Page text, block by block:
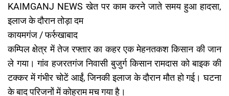
KAIMGANJ NEWS खेत पर काम करने जाते समय हुआ हादसा,
इलाज के दौरान तोड़ा दम
कायमगंज / फर्रुखाबाद
कम्पिल क्षेत्र में तेज रफ्तार का कहर एक मेहनतकश किसान की जान
ले गया। गांव हजरतगंज निवासी बुजुर्ग किसान रामदास को बाइक की
टक्कर में गंभीर चोटें आईं, जिनकी इलाज के दौरान मौत हो गई। घटना
के बाद परिजनों में कोहराम मच गया है।